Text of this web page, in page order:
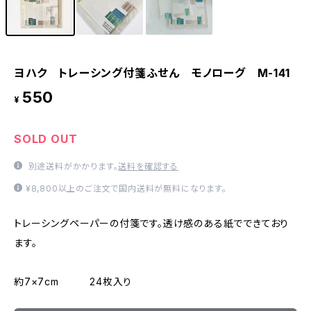
ヨハク トレーシング付箋ふせん モノローグ M-141
¥ 550
SOLD OUT
別途送料がかかります。送料を確認する
¥8,800以上のご注文で国内送料が無料になります。
トレーシングペーパーの付箋です。透け感のある紙でできており
ます。
約7×7cm 24枚入り